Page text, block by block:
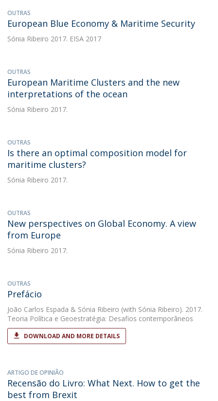
OUTRAS
European Blue Economy & Maritime Security
Sónia Ribeiro 2017. EISA 2017
OUTRAS
European Maritime Clusters and the new
interpretations of the ocean
Sónia Ribeiro 2017.
OUTRAS
Is there an optimal composition model for
maritime clusters?
Sónia Ribeiro 2017.
OUTRAS
New perspectives on Global Economy. A view
from Europe
Sónia Ribeiro 2017.
OUTRAS
Prefácio
João Carlos Espada & Sónia Ribeiro (with Sónia Ribeiro). 2017.
Teoria Política e Geoestratégia: Desafios contemporâneos
DOWNLOAD AND MORE DETAILS
ARTIGO DE OPINIÃO
Recensão do Livro: What Next. How to get the
best from Brexit